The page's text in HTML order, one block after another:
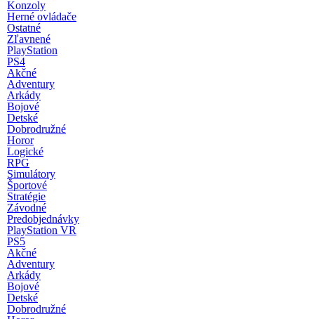
Konzoly
Herné ovládače
Ostatné
Zľavnené
PlayStation
PS4
Akčné
Adventury
Arkády
Bojové
Detské
Dobrodružné
Horor
Logické
RPG
Simulátory
Športové
Stratégie
Závodné
Predobjednávky
PlayStation VR
PS5
Akčné
Adventury
Arkády
Bojové
Detské
Dobrodružné